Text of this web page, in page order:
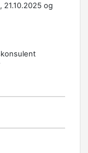
21.10.2025 og